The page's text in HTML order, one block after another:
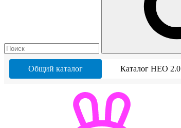
Общий каталог Каталог НЕО 2.0